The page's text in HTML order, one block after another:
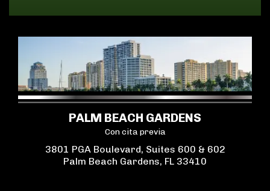
PALM BEACH GARDENS
Con cita previa
3801 PGA Boulevard, Suites 600 & 602
Palm Beach Gardens, FL 33410